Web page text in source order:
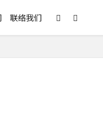
联络我们  